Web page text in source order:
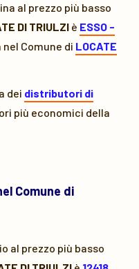
al prezzo più basso
DI TRIULZI è ESSO -
Comune di LOCATE
dei distributori di
più economici della
Comune di
al prezzo più basso